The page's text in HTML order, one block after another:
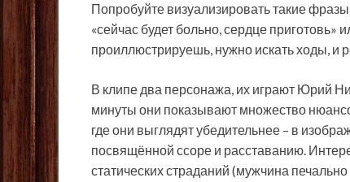
Попробуйте визуализировать такие
«сейчас будет больно, сердце приготовь»
проиллюстрируешь, нужно искать ходы, и
В клипе два персонажа, их играют Юрий
минуты они показывают множество
где они выглядят убедительнее – в
посвящённой ссоре и расставанию.
статических страданий (мужчина